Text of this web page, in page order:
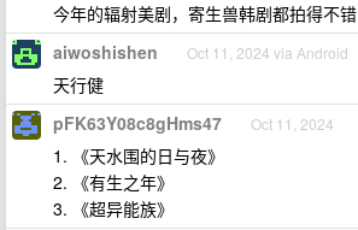
今年的辐射美剧，寄生兽韩剧都拍得不错
aiwoshishen Oct 11, 2024 via Android
天行健
pFK63Y08c8gHms47 Oct 11, 2024
1. 《天水围的日与夜》
2. 《有生之年》
3. 《超异能族》